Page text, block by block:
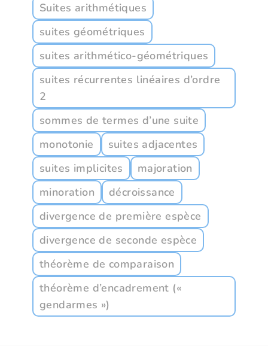
Suites arithmétiques
suites géométriques
suites arithmético-géométriques
suites récurrentes linéaires d’ordre
2
sommes de termes d’une suite
monotonie
suites adjacentes
suites implicites
majoration
minoration
décroissance
divergence de première espèce
divergence de seconde espèce
théorème de comparaison
théorème d’encadrement («
gendarmes »)